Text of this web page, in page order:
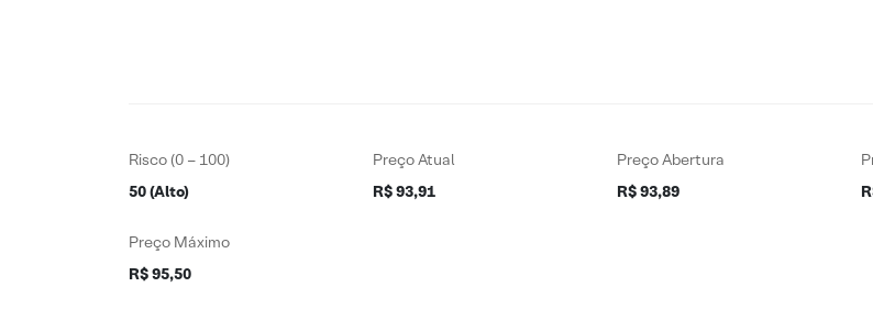
Risco (0 – 100)
50 (Alto)
Preço Atual
R$ 93,91
Preço Abertura
R$ 93,89
Preço Máximo
R$ 95,50